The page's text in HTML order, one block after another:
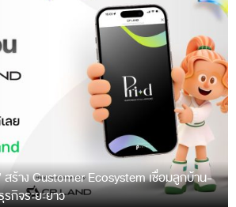
สร้าง Customer Ecosystem เชื่อมลูกบ้าน-
กิจระยะยาว